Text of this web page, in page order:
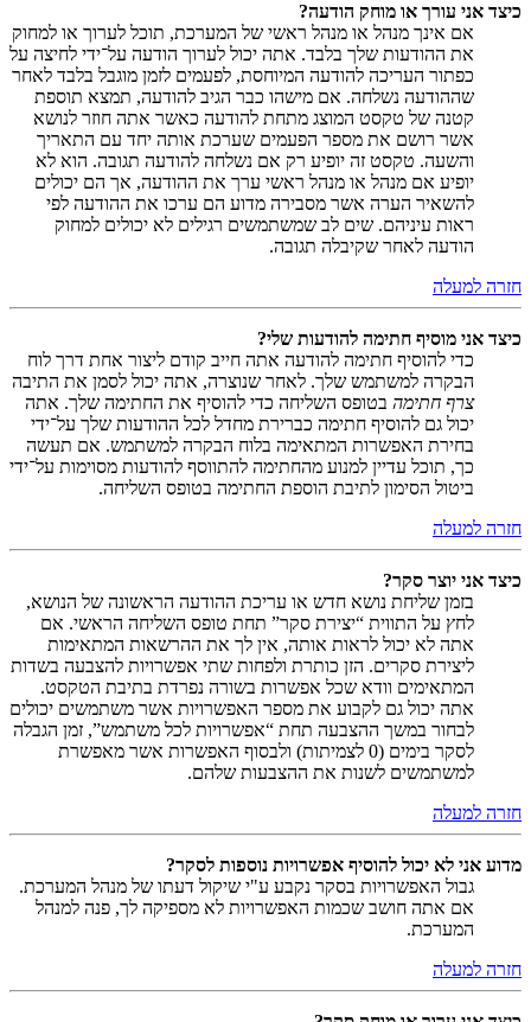
כיצד אני עורך או מוחק הודעה?
אם אינך מנהל או מנהל ראשי של המערכת, תוכל לערוך או למחוק
את ההודעות שלך בלבד. אתה יכול לערוך הודעה על־ידי לחיצה על
כפתור העריכה להודעה המיוחסת, לפעמים לזמן מוגבל בלבד לאחר
שההודעה נשלחה. אם מישהו כבר הגיב להודעה, תמצא תוספת
קטנה של טקסט המוצג מתחת להודעה כאשר אתה חוזר לנושא
אשר רושם את מספר הפעמים שערכת אותה יחד עם התאריך
והשעה. טקסט זה יופיע רק אם נשלחה להודעה תגובה. הוא לא
יופיע אם מנהל או מנהל ראשי ערך את ההודעה, אך הם יכולים
להשאיר הערה אשר מסבירה מדוע הם ערכו את ההודעה לפי
ראות עיניהם. שים לב שמשתמשים רגילים לא יכולים למחוק
הודעה לאחר שקיבלה תגובה.
חזרה למעלה
כיצד אני מוסיף חתימה להודעות שלי?
כדי להוסיף חתימה להודעה אתה חייב קודם ליצור אחת דרך לוח
הבקרה למשתמש שלך. לאחר שנוצרה, אתה יכול לסמן את התיבה
צרף חתימה בטופס השליחה כדי להוסיף את החתימה שלך. אתה
יכול גם להוסיף חתימה כברירת מחדל לכל ההודעות שלך על־ידי
בחירת האפשרות המתאימה בלוח הבקרה למשתמש. אם תעשה
כך, תוכל עדיין למנוע מהחתימה להתווסף להודעות מסוימות על־ידי
ביטול הסימון לתיבת הוספת החתימה בטופס השליחה.
חזרה למעלה
כיצד אני יוצר סקר?
בזמן שליחת נושא חדש או עריכת ההודעה הראשונה של הנושא,
לחץ על התווית “יצירת סקר” תחת טופס השליחה הראשי. אם
אתה לא יכול לראות אותה, אין לך את ההרשאות המתאימות
ליצירת סקרים. הזן כותרת ולפחות שתי אפשרויות להצבעה בשדות
המתאימים וודא שכל אפשרות בשורה נפרדת בתיבת הטקסט.
אתה יכול גם לקבוע את מספר האפשרויות אשר משתמשים יכולים
לבחור במשך ההצבעה תחת “אפשרויות לכל משתמש”, זמן הגבלה
לסקר בימים (0 לצמיתות) ולבסוף האפשרות אשר מאפשרת
למשתמשים לשנות את ההצבעות שלהם.
חזרה למעלה
מדוע אני לא יכול להוסיף אפשרויות נוספות לסקר?
גבול האפשרויות בסקר נקבע ע"י שיקול דעתו של מנהל המערכת.
אם אתה חושב שכמות האפשרויות לא מספיקה לך, פנה למנהל
המערכת.
חזרה למעלה